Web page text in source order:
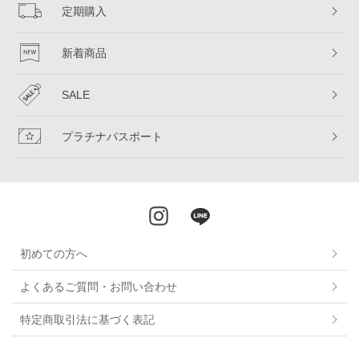
定期購入
新着商品
SALE
プラチナパスポート
初めての方へ
よくあるご質問・お問い合わせ
特定商取引法に基づく表記